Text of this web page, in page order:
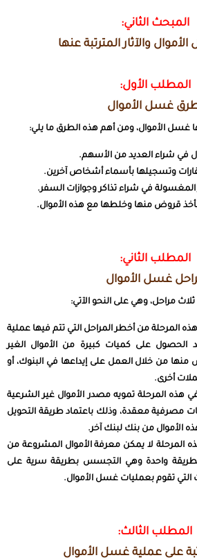
المبحث الثاني:
والآثار المترتبة عنها
المطلب الأول:
غسل الأموال
غسل الأموال، ومن أهم هذه الطرق ما يلي:
في شراء العديد من الأسهم.
وتسجيلها بأسماء أشخاص آخرين.
المغسولة في شراء تذاكر وجوازات السفر.
بأخذ قروض منها وخلطها مع هذه الأموال.
المطلب الثاني:
غسل الأموال
مراحل، وهي على النحو الآتي:
المرحلة من أخطر المراحل التي تتم فيها عملية
الحصول على كميات كبيرة من الأموال الغير
من خلال العمل على إيداعها في البنوك، أو
أخرى.
هذه المرحلة تمويه مصدر الأموال غير الشرعية
مصرفية معقدة، وذلك باعتماد طريقة التحويل
الأموال من بنك لبنك آخر.
المرحلة لا يمكن معرفة الأموال المشروعة من
بطريقة واحدة وهي التجسس بطريقة سرية على
التي تقوم بعمليات غسل الأموال.
المطلب الثالث:
على عملية غسل الأموال